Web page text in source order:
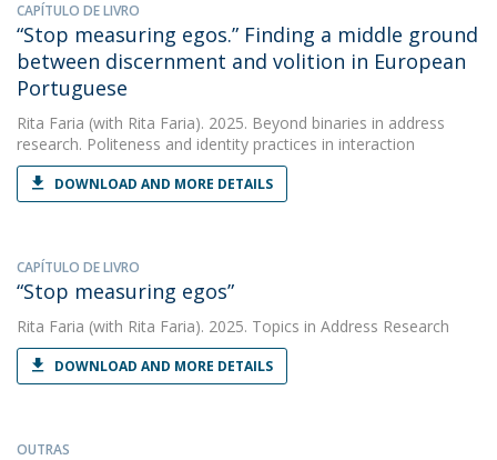
CAPÍTULO DE LIVRO
“Stop measuring egos.” Finding a middle ground
between discernment and volition in European
Portuguese
Rita Faria (with Rita Faria). 2025. Beyond binaries in address
research. Politeness and identity practices in interaction
DOWNLOAD AND MORE DETAILS
CAPÍTULO DE LIVRO
“Stop measuring egos”
Rita Faria (with Rita Faria). 2025. Topics in Address Research
DOWNLOAD AND MORE DETAILS
OUTRAS